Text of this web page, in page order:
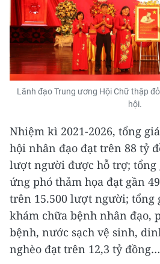
Lãnh đạo Trung ương Hội Chữ thập
hội.
Nhiệm kì 2021-2026, tổng
hội nhân đạo đạt trên 88 tỷ
lượt người được hỗ trợ; tổng
ứng phó thảm họa đạt gần
trên 15.500 lượt người; tổng
khám chữa bệnh nhân đạo,
bệnh, nước sạch vệ sinh,
nghèo đạt trên 12,3 tỷ